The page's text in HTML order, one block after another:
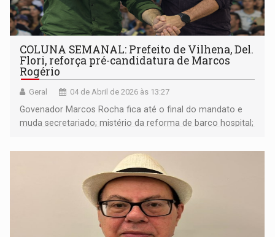
COLUNA SEMANAL: Prefeito de Vilhena, Del.
Flori, reforça pré-candidatura de Marcos
Rogério
Geral 04 de Abril de 2026 às 13:27
Govenador Marcos Rocha fica até o final do mandato e
muda secretariado; mistério da reforma de barco hospital;
Peixes da Amazônia na EFMM